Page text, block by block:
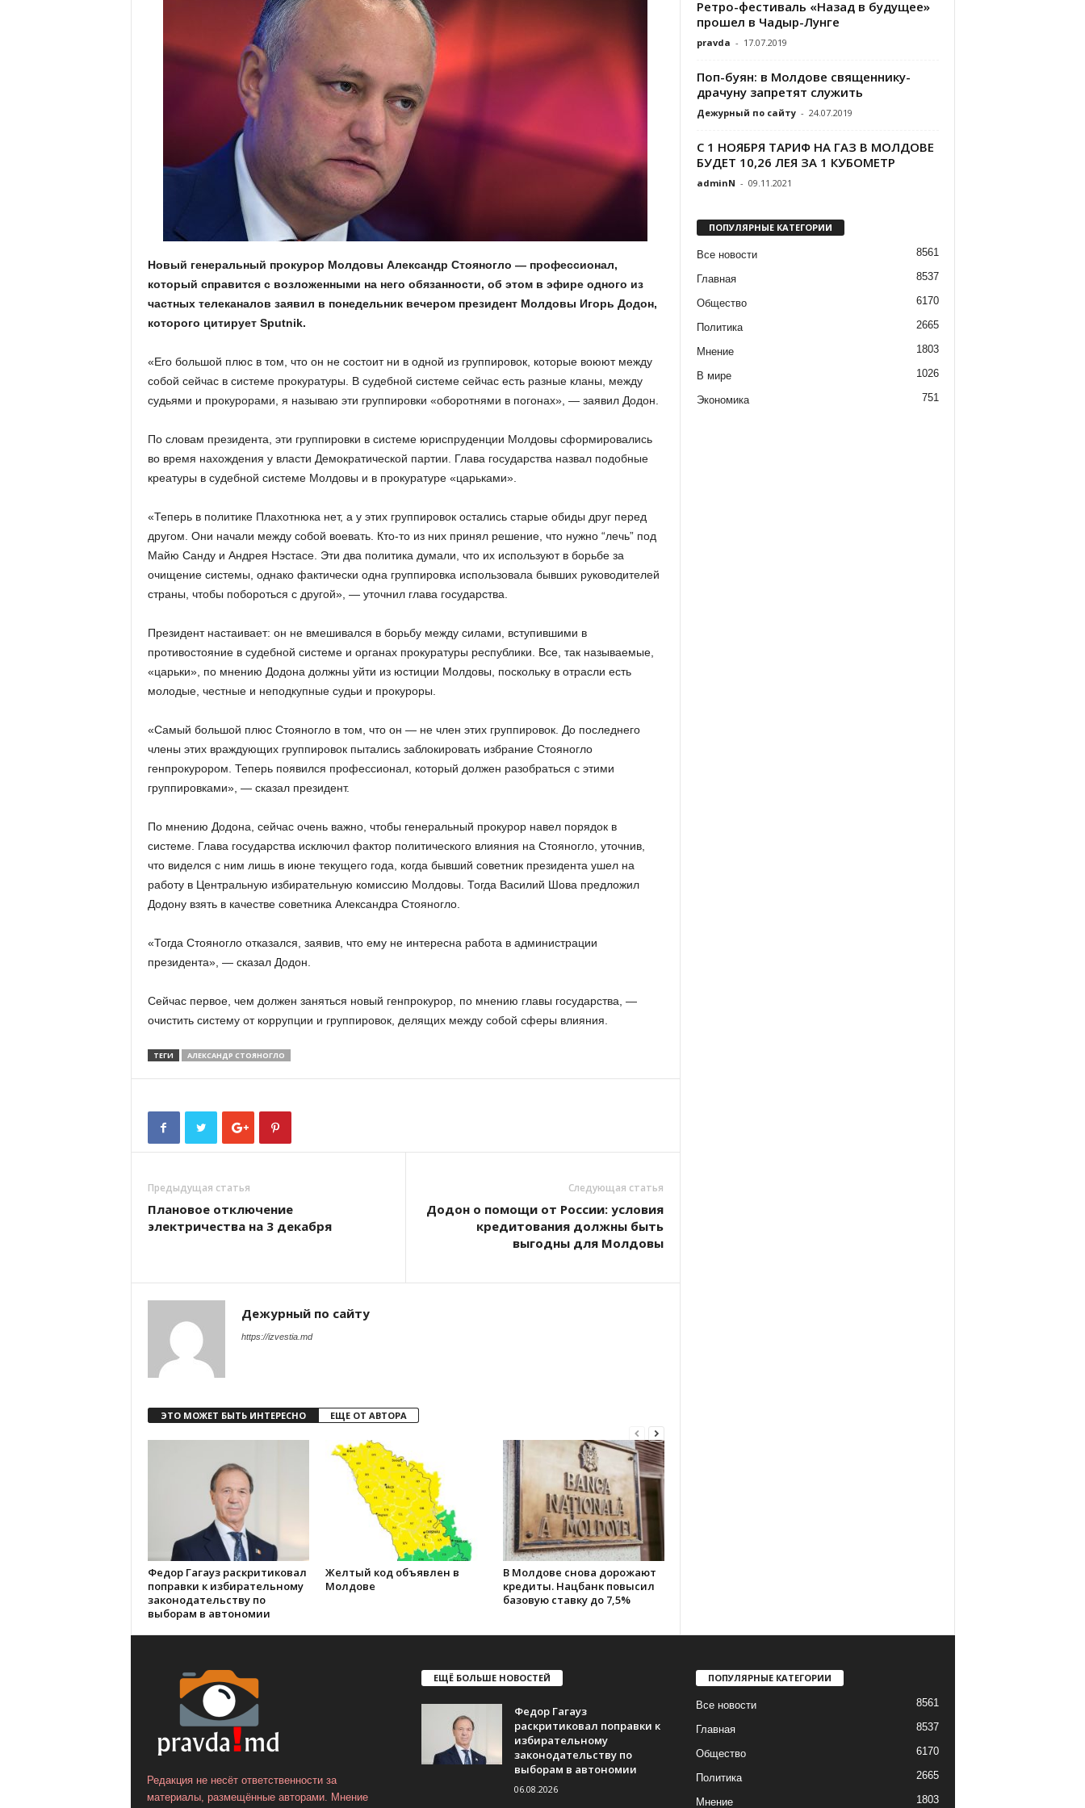
Новый генеральный прокурор Молдовы Александр Стояногло — профессионал,
который справится с возложенными на него обязанности, об этом в эфире одного из
частных телеканалов заявил в понедельник вечером президент Молдовы Игорь Додон,
которого цитирует Sputnik.
«Его большой плюс в том, что он не состоит ни в одной из группировок, которые воюют между
собой сейчас в системе прокуратуры. В судебной системе сейчас есть разные кланы, между
судьями и прокурорами, я называю эти группировки «оборотнями в погонах», — заявил Додон.
По словам президента, эти группировки в системе юриспруденции Молдовы сформировались
во время нахождения у власти Демократической партии. Глава государства назвал подобные
креатуры в судебной системе Молдовы и в прокуратуре «царьками».
«Теперь в политике Плахотнюка нет, а у этих группировок остались старые обиды друг перед
другом. Они начали между собой воевать. Кто-то из них принял решение, что нужно “лечь” под
Майю Санду и Андрея Нэстасе. Эти два политика думали, что их используют в борьбе за
очищение системы, однако фактически одна группировка использовала бывших руководителей
страны, чтобы побороться с другой», — уточнил глава государства.
Президент настаивает: он не вмешивался в борьбу между силами, вступившими в
противостояние в судебной системе и органах прокуратуры республики. Все, так называемые,
«царьки», по мнению Додона должны уйти из юстиции Молдовы, поскольку в отрасли есть
молодые, честные и неподкупные судьи и прокуроры.
«Самый большой плюс Стояногло в том, что он — не член этих группировок. До последнего
члены этих враждующих группировок пытались заблокировать избрание Стояногло
генпрокурором. Теперь появился профессионал, который должен разобраться с этими
группировками», — сказал президент.
По мнению Додона, сейчас очень важно, чтобы генеральный прокурор навел порядок в
системе. Глава государства исключил фактор политического влияния на Стояногло, уточнив,
что виделся с ним лишь в июне текущего года, когда бывший советник президента ушел на
работу в Центральную избирательную комиссию Молдовы. Тогда Василий Шова предложил
Додону взять в качестве советника Александра Стояногло.
«Тогда Стояногло отказался, заявив, что ему не интересна работа в администрации
президента», — сказал Додон.
Сейчас первое, чем должен заняться новый генпрокурор, по мнению главы государства, —
очистить систему от коррупции и группировок, делящих между собой сферы влияния.
ТЕГИ АЛЕКСАНДР СТОЯНОГЛО
Предыдущая статья
Плановое отключение
электричества на 3 декабря
Следующая статья
Додон о помощи от России: условия
кредитования должны быть
выгодны для Молдовы
Дежурный по сайту
https://izvestia.md
ЭТО МОЖЕТ БЫТЬ ИНТЕРЕСНО ЕЩЕ ОТ АВТОРА
Федор Гагауз раскритиковал
поправки к избирательному
законодательству по
выборам в автономии
Желтый код объявлен в
Молдове
В Молдове снова дорожают
кредиты. Нацбанк повысил
базовую ставку до 7,5%
Ретро-фестиваль «Назад в будущее»
прошел в Чадыр-Лунге
pravda - 17.07.2019
Поп-буян: в Молдове священнику-
драчуну запретят служить
Дежурный по сайту - 24.07.2019
С 1 НОЯБРЯ ТАРИФ НА ГАЗ В МОЛДОВЕ
БУДЕТ 10,26 ЛЕЯ ЗА 1 КУБОМЕТР
adminN - 09.11.2021
ПОПУЛЯРНЫЕ КАТЕГОРИИ
Все новости 8561
Главная 8537
Общество 6170
Политика 2665
Мнение 1803
В мире 1026
Экономика 751
Редакция не несёт ответственности за
материалы, размещённые авторами. Мнение
ЕЩЁ БОЛЬШЕ НОВОСТЕЙ
Федор Гагауз
раскритиковал поправки к
избирательному
законодательству по
выборам в автономии
06.08.2026
ПОПУЛЯРНЫЕ КАТЕГОРИИ
Все новости 8561
Главная 8537
Общество 6170
Политика 2665
Мнение 1803